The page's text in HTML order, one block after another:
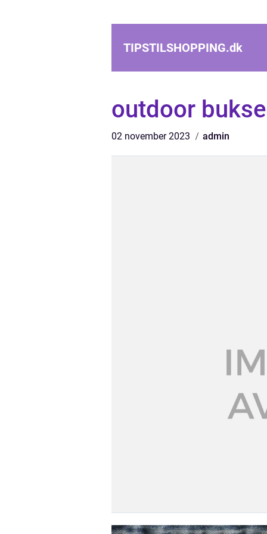
TIPSTILSHOPPING.dk
outdoor
02 november 2023 admin